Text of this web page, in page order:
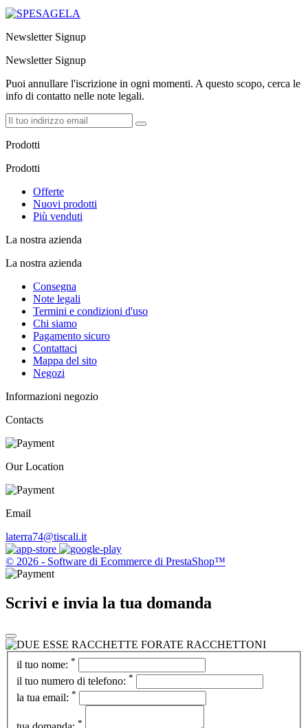
Newsletter Signup
Newsletter Signup
Puoi annullare l'iscrizione in ogni momenti. A questo scopo, cerca le
info di contatto nelle note legali.
Prodotti
Prodotti
Offerte
Nuovi prodotti
Più venduti
La nostra azienda
La nostra azienda
Consegna
Note legali
Termini e condizioni d'uso
Chi siamo
Pagamento sicuro
Contattaci
Mappa del sito
Negozi
Informazioni negozio
Contacts
Our Location
Email
laterra74@tiscali.it
© 2026 - Software di Ecommerce di PrestaShop™
Scrivi e invia la tua domanda
il tuo nome: *
il tuo numero di telefono: *
la tua email: *
*